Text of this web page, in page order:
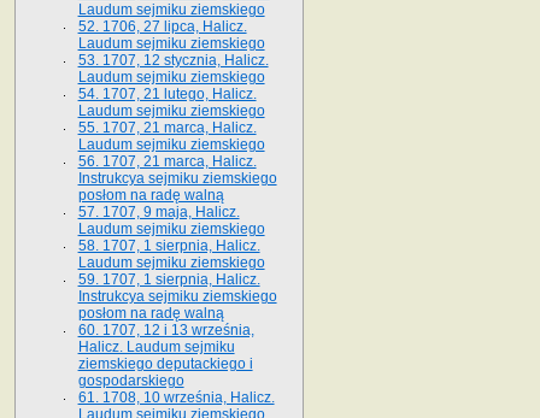
Laudum sejmiku ziemskiego
52. 1706, 27 lipca, Halicz.
Laudum sejmiku ziemskiego
53. 1707, 12 stycznia, Halicz.
Laudum sejmiku ziemskiego
54. 1707, 21 lutego, Halicz.
Laudum sejmiku ziemskiego
55. 1707, 21 marca, Halicz.
Laudum sejmiku ziemskiego
56. 1707, 21 marca, Halicz.
Instrukcya sejmiku ziemskiego
posłom na radę walną
57. 1707, 9 maja, Halicz.
Laudum sejmiku ziemskiego
58. 1707, 1 sierpnia, Halicz.
Laudum sejmiku ziemskiego
59. 1707, 1 sierpnia, Halicz.
Instrukcya sejmiku ziemskiego
posłom na radę walną
60. 1707, 12 i 13 września,
Halicz. Laudum sejmiku
ziemskiego deputackiego i
gospodarskiego
61. 1708, 10 września, Halicz.
Laudum sejmiku ziemskiego